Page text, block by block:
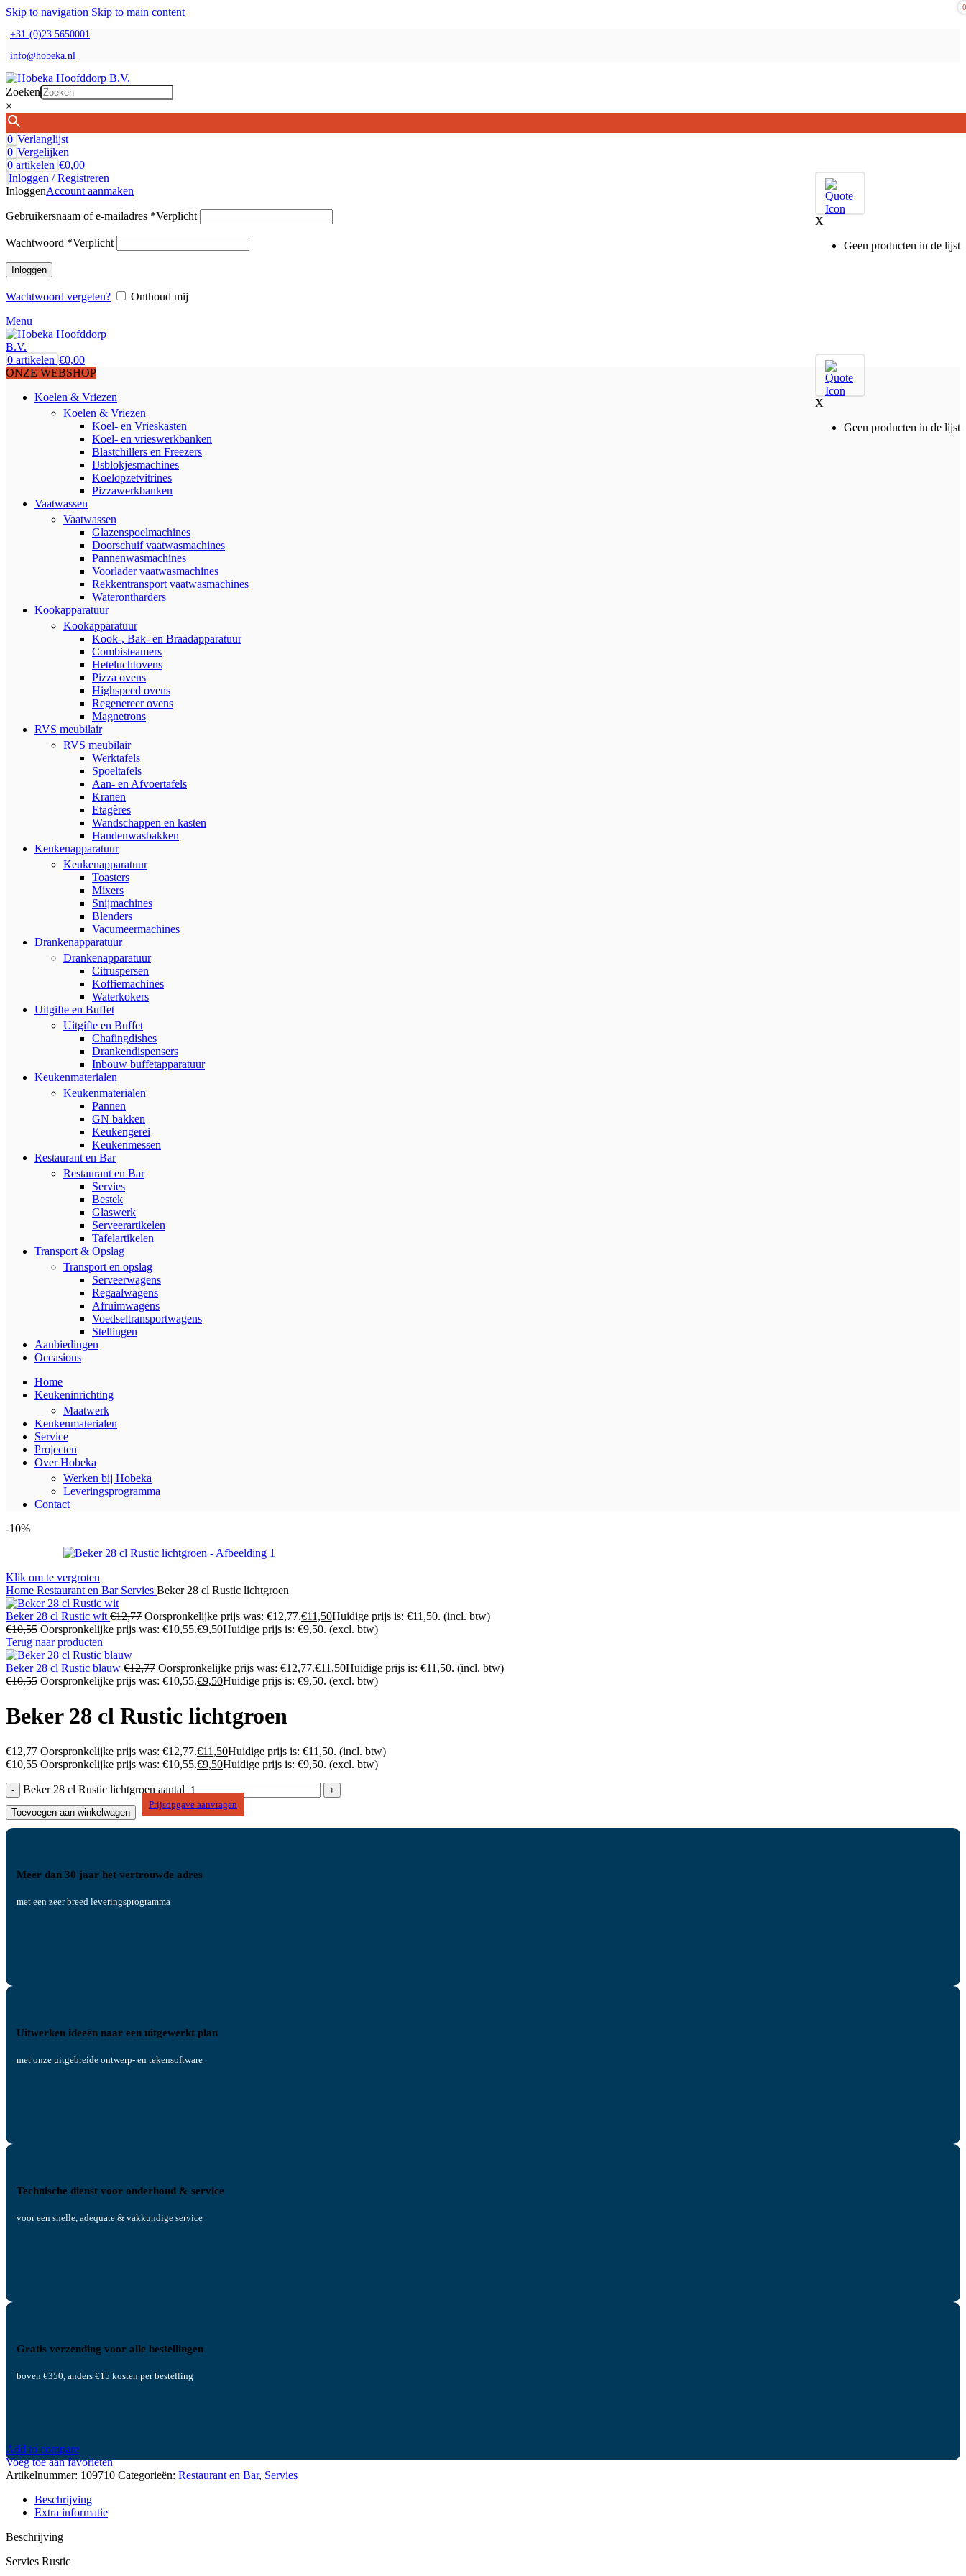
Skip to navigation Skip to main content
+31-(0)23 5650001
info@hobeka.nl
Zoeken
×
0 Verlanglijst
0 Vergelijken
0 artikelen €0,00
0
X
Geen producten in de lijst
Inloggen / Registreren
InloggenAccount aanmaken
Gebruikersnaam of e-mailadres *Verplicht
Wachtwoord *Verplicht
Inloggen
Wachtwoord vergeten?
Onthoud mij
Menu
0
X
Geen producten in de lijst
0 artikelen €0,00
ONZE WEBSHOP
Koelen & Vriezen
Koelen & Vriezen
Koel- en Vrieskasten
Koel- en vrieswerkbanken
Blastchillers en Freezers
IJsblokjesmachines
Koelopzetvitrines
Pizzawerkbanken
Vaatwassen
Vaatwassen
Glazenspoelmachines
Doorschuif vaatwasmachines
Pannenwasmachines
Voorlader vaatwasmachines
Rekkentransport vaatwasmachines
Waterontharders
Kookapparatuur
Kookapparatuur
Kook-, Bak- en Braadapparatuur
Combisteamers
Heteluchtovens
Pizza ovens
Highspeed ovens
Regenereer ovens
Magnetrons
RVS meubilair
RVS meubilair
Werktafels
Spoeltafels
Aan- en Afvoertafels
Kranen
Etagères
Wandschappen en kasten
Handenwasbakken
Keukenapparatuur
Keukenapparatuur
Toasters
Mixers
Snijmachines
Blenders
Vacumeermachines
Drankenapparatuur
Drankenapparatuur
Citruspersen
Koffiemachines
Waterkokers
Uitgifte en Buffet
Uitgifte en Buffet
Chafingdishes
Drankendispensers
Inbouw buffetapparatuur
Keukenmaterialen
Keukenmaterialen
Pannen
GN bakken
Keukengerei
Keukenmessen
Restaurant en Bar
Restaurant en Bar
Servies
Bestek
Glaswerk
Serveerartikelen
Tafelartikelen
Transport & Opslag
Transport en opslag
Serveerwagens
Regaalwagens
Afruimwagens
Voedseltransportwagens
Stellingen
Aanbiedingen
Occasions
Home
Keukeninrichting
Maatwerk
Keukenmaterialen
Service
Projecten
Over Hobeka
Werken bij Hobeka
Leveringsprogramma
Contact
-10%
Klik om te vergroten
Home Restaurant en Bar Servies Beker 28 cl Rustic lichtgroen
Beker 28 cl Rustic wit €12,77 Oorspronkelijke prijs was: €12,77.€11,50Huidige prijs is: €11,50. (incl. btw)
€10,55 Oorspronkelijke prijs was: €10,55.€9,50Huidige prijs is: €9,50. (excl. btw)
Terug naar producten
Beker 28 cl Rustic blauw €12,77 Oorspronkelijke prijs was: €12,77.€11,50Huidige prijs is: €11,50. (incl. btw)
€10,55 Oorspronkelijke prijs was: €10,55.€9,50Huidige prijs is: €9,50. (excl. btw)
Beker 28 cl Rustic lichtgroen
€12,77 Oorspronkelijke prijs was: €12,77.€11,50Huidige prijs is: €11,50. (incl. btw)
€10,55 Oorspronkelijke prijs was: €10,55.€9,50Huidige prijs is: €9,50. (excl. btw)
Beker 28 cl Rustic lichtgroen aantal
Toevoegen aan winkelwagen
Prijsopgave aanvragen
Meer dan 30 jaar het vertrouwde adres
met een zeer breed leveringsprogramma
Uitwerken ideeën naar een uitgewerkt plan
met onze uitgebreide ontwerp- en tekensoftware
Technische dienst voor onderhoud & service
voor een snelle, adequate & vakkundige service
Gratis verzending voor alle bestellingen
boven €350, anders €15 kosten per bestelling
Add to compare
Voeg toe aan favorieten
Artikelnummer: 109710 Categorieën: Restaurant en Bar, Servies
Beschrijving
Extra informatie
Beschrijving
Servies Rustic